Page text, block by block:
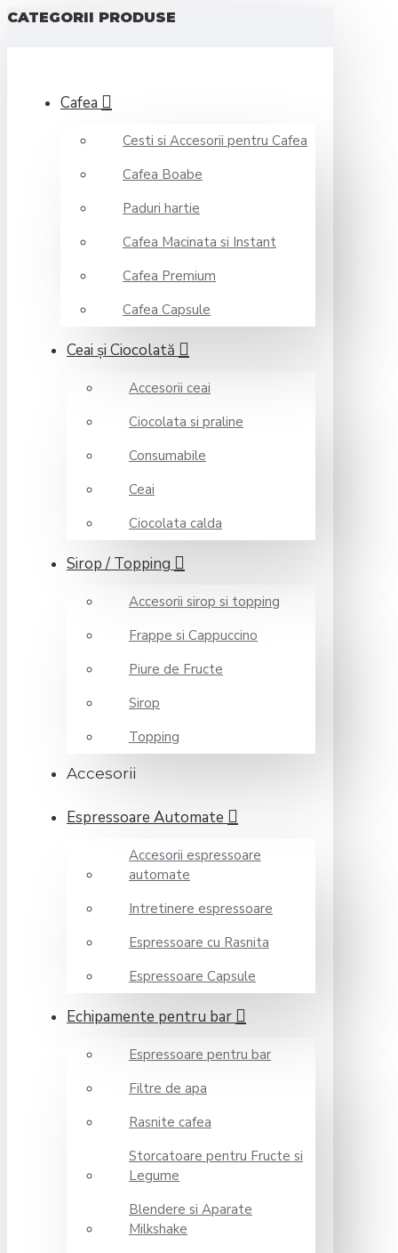
CATEGORII PRODUSE
Cafea
Cesti si Accesorii pentru Cafea
Cafea Boabe
Paduri hartie
Cafea Macinata si Instant
Cafea Premium
Cafea Capsule
Ceai şi Ciocolată
Accesorii ceai
Ciocolata si praline
Consumabile
Ceai
Ciocolata calda
Sirop / Topping
Accesorii sirop si topping
Frappe si Cappuccino
Piure de Fructe
Sirop
Topping
Accesorii
Espressoare Automate
Accesorii espressoare
automate
Intretinere espressoare
Espressoare cu Rasnita
Espressoare Capsule
Echipamente pentru bar
Espressoare pentru bar
Filtre de apa
Rasnite cafea
Storcatoare pentru Fructe si
Legume
Blendere si Aparate
Milkshake